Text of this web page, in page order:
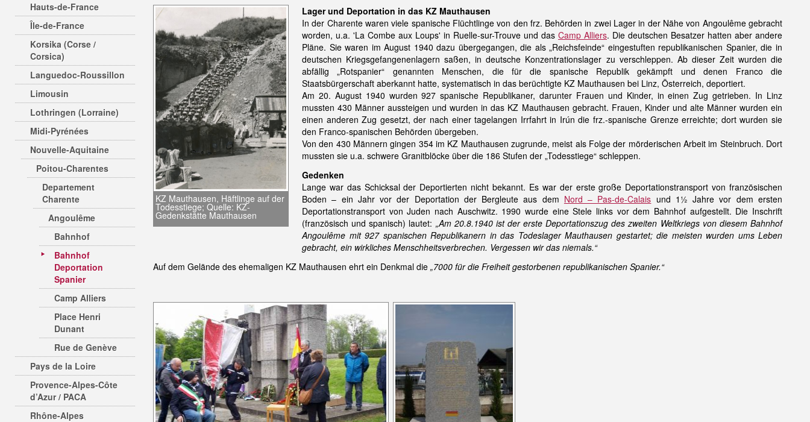
Hauts-de-France
Île-de-France
Korsika (Corse /
Corsica)
Languedoc-Roussillon
Limousin
Lothringen (Lorraine)
Midi-Pyrénées
Nouvelle-Aquitaine
Poitou-Charentes
Departement
Charente
Angoulême
Bahnhof
Bahnhof
Deportation
Spanier
Camp Alliers
Place Henri
Dunant
Rue de Genève
Pays de la Loire
Provence-Alpes-Côte
d’Azur / PACA
Rhône-Alpes
KZ Mauthausen, Häftlinge auf der
Todesstiege; Quelle: KZ-
Gedenkstätte Mauthausen
Lager und Deportation in das KZ Mauthausen
In der Charente waren viele spanische Flüchtlinge von den frz. Behörden in zwei Lager in der Nähe von Angoulême gebracht
worden, u.a. 'La Combe aux Loups' in Ruelle-sur-Trouve und das Camp Alliers. Die deutschen Besatzer hatten aber andere
Pläne. Sie waren im August 1940 dazu übergegangen, die als „Reichsfeinde“ eingestuften republikanischen Spanier, die in
deutschen Kriegsgefangenenlagern saßen, in deutsche Konzentrationslager zu verschleppen. Ab dieser Zeit wurden die
abfällig „Rotspanier“ genannten Menschen, die für die spanische Republik gekämpft und denen Franco die
Staatsbürgerschaft aberkannt hatte, systematisch in das berüchtigte KZ Mauthausen bei Linz, Österreich, deportiert.
Am 20. August 1940 wurden 927 spanische Republikaner, darunter Frauen und Kinder, in einen Zug getrieben. In Linz
mussten 430 Männer aussteigen und wurden in das KZ Mauthausen gebracht. Frauen, Kinder und alte Männer wurden ein
einen anderen Zug gesetzt, der nach einer tagelangen Irrfahrt in Irún die frz.-spanische Grenze erreichte; dort wurden sie
den Franco-spanischen Behörden übergeben.
Von den 430 Männern gingen 354 im KZ Mauthausen zugrunde, meist als Folge der mörderischen Arbeit im Steinbruch. Dort
mussten sie u.a. schwere Granitblöcke über die 186 Stufen der „Todesstiege“ schleppen.
Gedenken
Lange war das Schicksal der Deportierten nicht bekannt. Es war der erste große Deportationstransport von französischen
Boden – ein Jahr vor der Deportation der Bergleute aus dem Nord – Pas-de-Calais und 1½ Jahre vor dem ersten
Deportationstransport von Juden nach Auschwitz. 1990 wurde eine Stele links vor dem Bahnhof aufgestellt. Die Inschrift
(französisch und spanisch) lautet: „Am 20.8.1940 ist der erste Deportationszug des zweiten Weltkriegs von diesem Bahnhof
Angoulême mit 927 spanischen Republikanern in das Todeslager Mauthausen gestartet; die meisten wurden ums Leben
gebracht, ein wirkliches Menschheitsverbrechen. Vergessen wir das niemals.“
Auf dem Gelände des ehemaligen KZ Mauthausen ehrt ein Denkmal die „7000 für die Freiheit gestorbenen republikanischen Spanier.“